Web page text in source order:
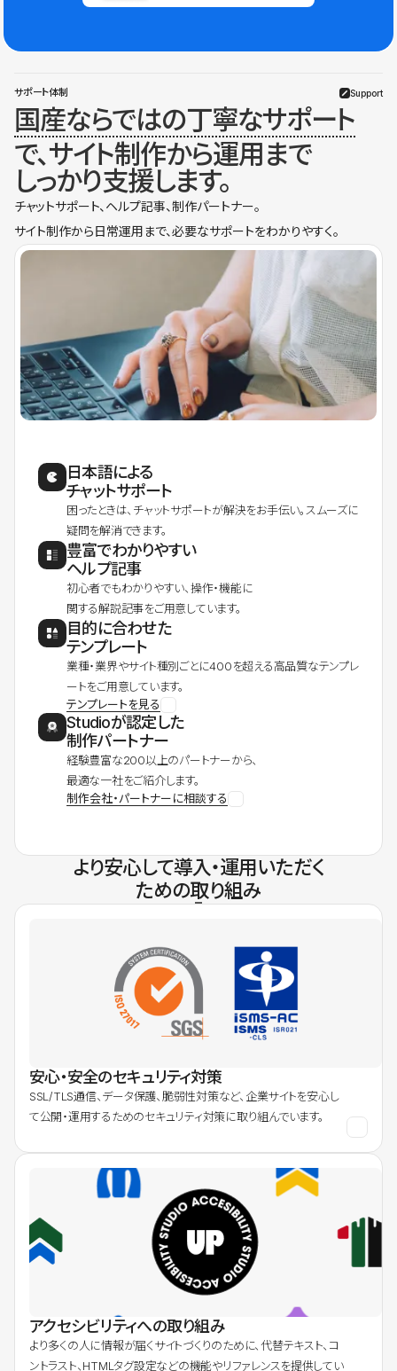
サポート体制 Support
国産ならではの丁寧なサポート
で、サイト制作から運用まで
しっかり支援します。
チャットサポート、ヘルプ記事、制作パートナー。
サイト制作から日常運用まで、必要なサポートをわかりやすく。
日本語による
チャットサポート
困ったときは、チャットサポートが解決をお手伝い。スムーズに
疑問を解消できます。
豊富でわかりやすい
ヘルプ記事
初心者でもわかりやすい、操作・機能に
関する解説記事をご用意しています。
目的に合わせた
テンプレート
業種・業界やサイト種別ごとに400を超える高品質なテンプレ
ートをご用意しています。
テンプレートを見る
Studioが認定した
制作パートナー
経験豊富な200以上のパートナーから、
最適な一社をご紹介します。
制作会社・パートナーに相談する
より安心して導入・運用いただく
ための取り組み
安心・安全のセキュリティ対策
SSL/TLS通信、データ保護、脆弱性対策など、企業サイトを安心し
て公開・運用するためのセキュリティ対策に取り組んでいます。
アクセシビリティへの取り組み
より多くの人に情報が届くサイトづくりのために、代替テキスト、コ
ントラスト、HTMLタグ設定などの機能やリファレンスを提供してい